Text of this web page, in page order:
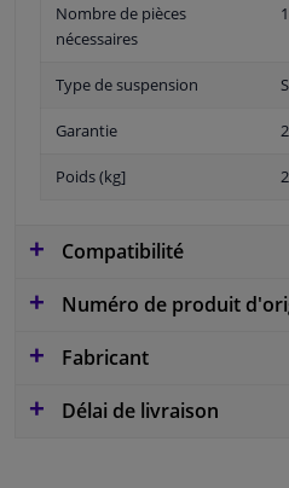
Nombre de pièces
nécessaires
1
Type de suspension
Garantie
Poids (kg]
Compatibilité
Numéro de produit
Fabricant
Délai de livraison